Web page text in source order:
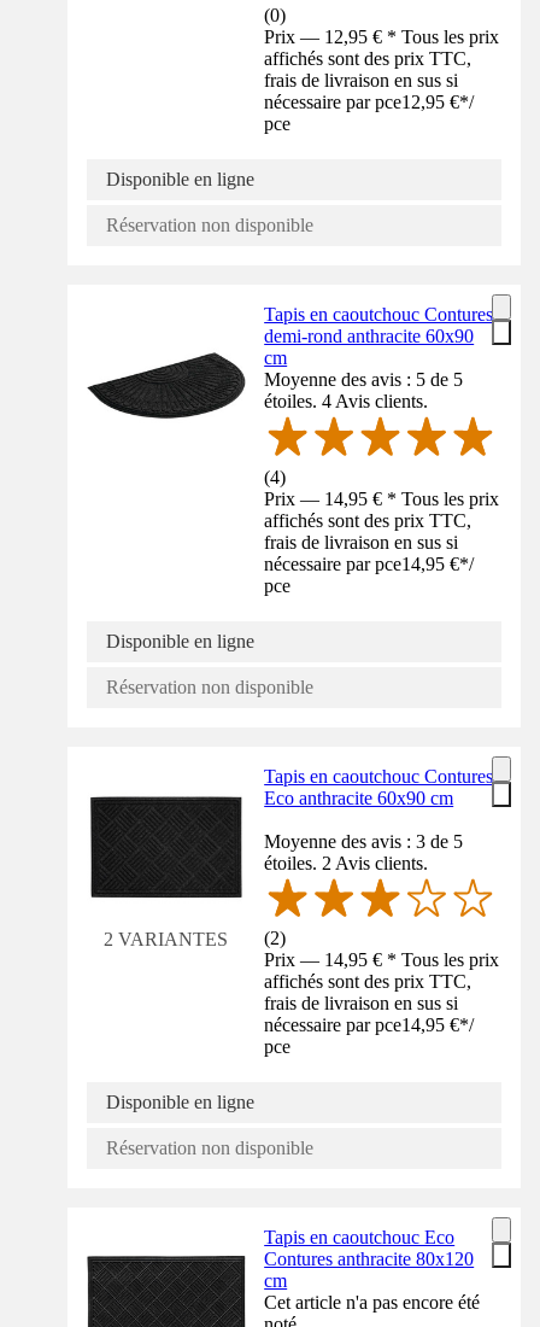
(0)
Prix — 12,95 € * Tous les prix
affichés sont des prix TTC,
frais de livraison en sus si
nécessaire par pce12,95 €*/
pce
Disponible en ligne
Réservation non disponible
Tapis en caoutchouc Contures
demi-rond anthracite 60x90
cm
Moyenne des avis : 5 de 5
étoiles. 4 Avis clients.
(4)
Prix — 14,95 € * Tous les prix
affichés sont des prix TTC,
frais de livraison en sus si
nécessaire par pce14,95 €*/
pce
Disponible en ligne
Réservation non disponible
2 VARIANTES
Tapis en caoutchouc Contures
Eco anthracite 60x90 cm
Moyenne des avis : 3 de 5
étoiles. 2 Avis clients.
(2)
Prix — 14,95 € * Tous les prix
affichés sont des prix TTC,
frais de livraison en sus si
nécessaire par pce14,95 €*/
pce
Disponible en ligne
Réservation non disponible
Tapis en caoutchouc Eco
Contures anthracite 80x120
cm
Cet article n'a pas encore été